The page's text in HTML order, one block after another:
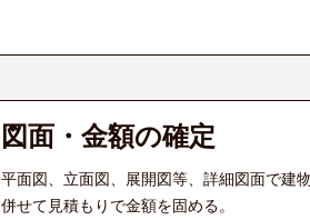
図面・金額の確定
平面図、立面図、展開図等、詳細図面で建
併せて見積もりで金額を固める。